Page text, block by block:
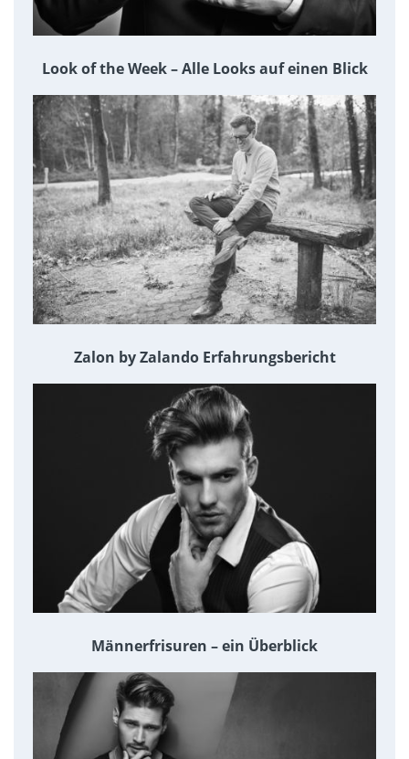
Look of the Week – Alle Looks auf einen Blick
Zalon by Zalando Erfahrungsbericht
Männerfrisuren – ein Überblick